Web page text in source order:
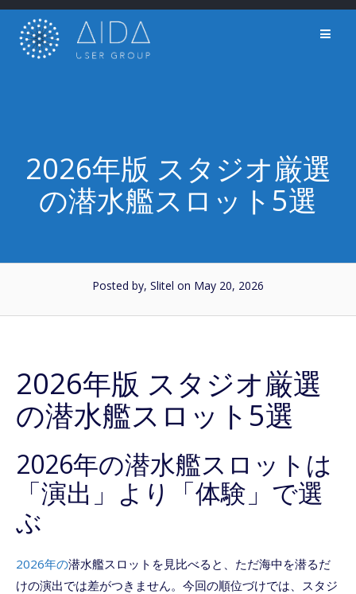
Skip
content
2026年版 スタジオ厳選
の潜水艦スロット5選
Posted by, Slitel on May 20, 2026
2026年版 スタジオ厳選
の潜水艦スロット5選
2026年の潜水艦スロットは
「演出」より「体験」で選
ぶ
2026年の潜水艦スロットを見比べると、ただ海中を潜るだ
けの演出では差がつきません。今回の順位づけでは、スタジ